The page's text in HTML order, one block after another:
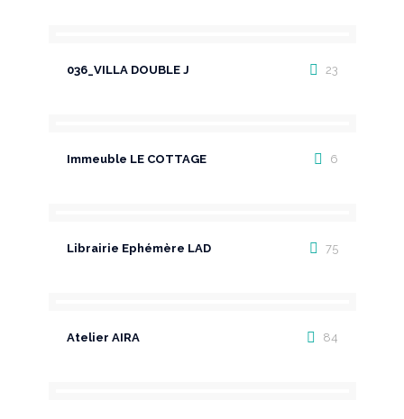
036_VILLA DOUBLE J 23
Immeuble LE COTTAGE 6
Librairie Ephémère LAD 75
Atelier AIRA 84